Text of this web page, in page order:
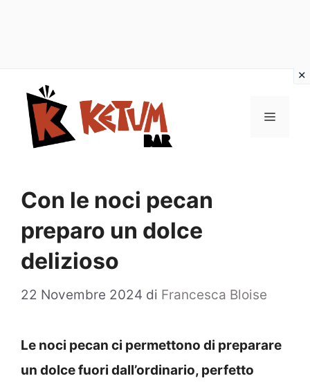
contenuto
Menu
Con le noci pecan
preparo un dolce
delizioso
22 Novembre 2024 di Francesca Bloise
Le noci pecan ci permettono di preparare
un dolce fuori dall’ordinario, perfetto